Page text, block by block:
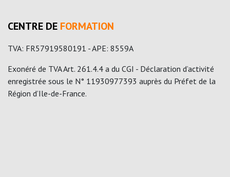
CENTRE DE FORMATION
TVA: FR57919580191 - APE: 8559A
Exonéré de TVA Art. 261.4.4 a du CGI - Déclaration d’activité
enregistrée sous le N° 11930977393 auprès du Préfet de la
Région d’Ile-de-France.